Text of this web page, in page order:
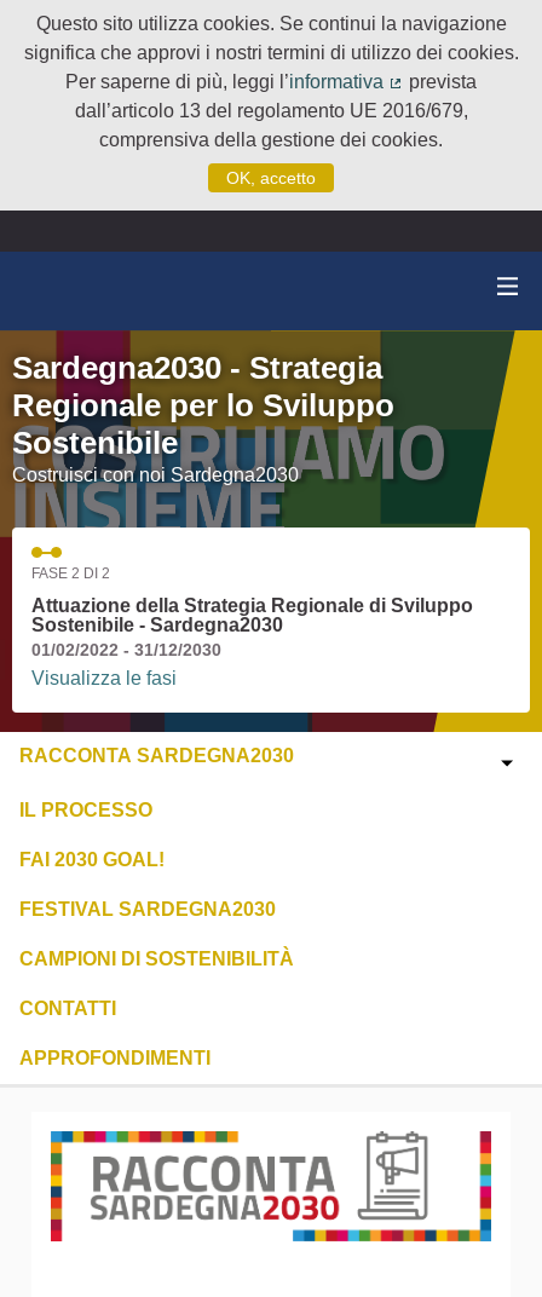
Questo sito utilizza cookies. Se continui la navigazione
significa che approvi i nostri termini di utilizzo dei cookies.
Per saperne di più, leggi l’informativa
(Collegamento
prevista
dall’articolo 13 del regolamento UE 2016/679,
comprensiva della gestione dei cookies.
OK, accetto
Sardegna2030 - Strategia
Regionale per lo Sviluppo
Sostenibile
Costruisci con noi Sardegna2030
FASE 2 DI 2
Attuazione della Strategia Regionale di Sviluppo
Sostenibile - Sardegna2030
01/02/2022 - 31/12/2030
Visualizza le fasi
RACCONTA SARDEGNA2030
IL PROCESSO
FAI 2030 GOAL!
FESTIVAL SARDEGNA2030
CAMPIONI DI SOSTENIBILITÀ
CONTATTI
APPROFONDIMENTI